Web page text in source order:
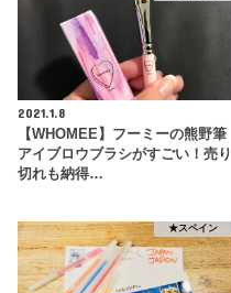
2021.1.8
【WHOMEE】フーミーの熊野筆
アイブロウブラシがすごい！売り
切れも納得…
★スペイン